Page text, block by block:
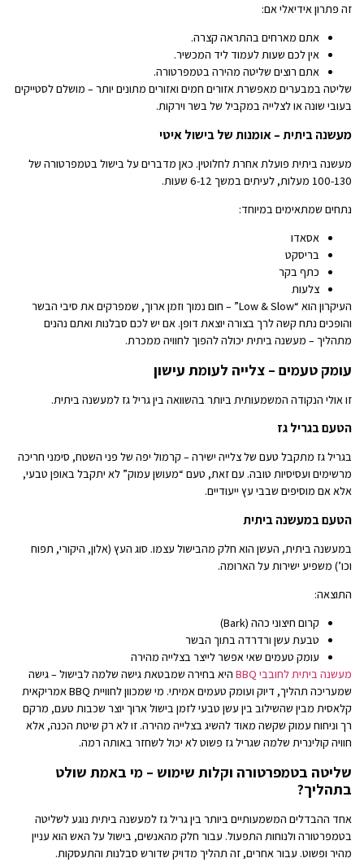
זה פתרון אידיאלי אם:
אתם מארחים בהתראה קצרה.
אין לכם שעות לעמוד ליד המכשיר.
אתם רוצים שליטה מהירה בטמפרטורה.
שליטה במבערים מאפשרת אזורים חמים ואזורים מתונים יותר – מושלם לסטייקים
בעובי שונה או לצלייה במקביל של בשר וירקות.
מעשנה ביתית – אומנות של בישול איטי
מעשנה ביתית פועלת אחרת לחלוטין. כאן מדברים על בישול בטמפרטורה של
100-130 מעלות, לעיתים במשך 6-12 שעות.
נתחים שמתאימים במיוחד:
אסאדו
בריסקט
כתף בקר
צלעות
העיקרון הוא “Low & Slow” – חום נמוך וזמן ארוך, שמפרקים את סיבי הבשר
והופכים נתח קשה לרך בצורה יוצאת דופן. אם יש לכם סבלנות ואתם נהנים
מתהליך – מעשנה ביתית יכולה להפוך לחוויה ממכרת.
עומק טעמים – צלייה לעומת עישון
זו אולי הנקודה המשמעותית ביותר בהשוואה בין גריל גז למעשנה ביתית.
הטעם בגריל גז
בגריל גז מתקבל טעם של צלייה ישירה – קרמול יפה של פני השטח, סימני חריכה
מרשימים ועסיסיות טובה. עם זאת, טעם “מעושן עמוק” לא יתקבל באופן טבעי,
אלא אם מוסיפים שבבי עץ ייעודיים.
הטעם במעשנה ביתית
במעשנה ביתית, העשן הוא חלק מהבישול עצמו. סוג העץ (אלון, היקורי, תפוח
וכו’) משפיע ישירות על הארומה.
התוצאה:
קרום חיצוני כהה (Bark)
טבעת עשן ורדרדה בתוך הבשר
עומק טעמים שאי אפשר לייצר בצלייה מהירה
מעשנה ביתית לחובבי BBQ
היא בחירה שמבטאת גישה שלמה לבישול – גישה
שמעריכה תהליך, דיוק ועומק טעמים אמיתי. מי שמכוון לחוויית BBQ אמריקאית
קלאסית מבין שהשילוב בין עשן טבעי לזמן בישול ארוך יוצר שכבות טעם, מרקם
רך וניחוח עמוק שקשה מאוד להשיג בצלייה מהירה. זו לא רק שיטת הכנה, אלא
חוויה קולינרית שלמה שגריל גז פשוט לא יכול לשחזר באותה רמה.
שליטה בטמפרטורה וקלות שימוש – מי באמת שולט
בתהליך?
אחד ההבדלים המשמעותיים ביותר בין גריל גז למעשנה ביתית נוגע לשליטה
בטמפרטורה ולנוחות התפעול. עבור חלק מהאנשים, בישול על האש הוא עניין
מהיר ופשוט. עבור אחרים, זה תהליך מדויק שדורש סבלנות והתעסקות.